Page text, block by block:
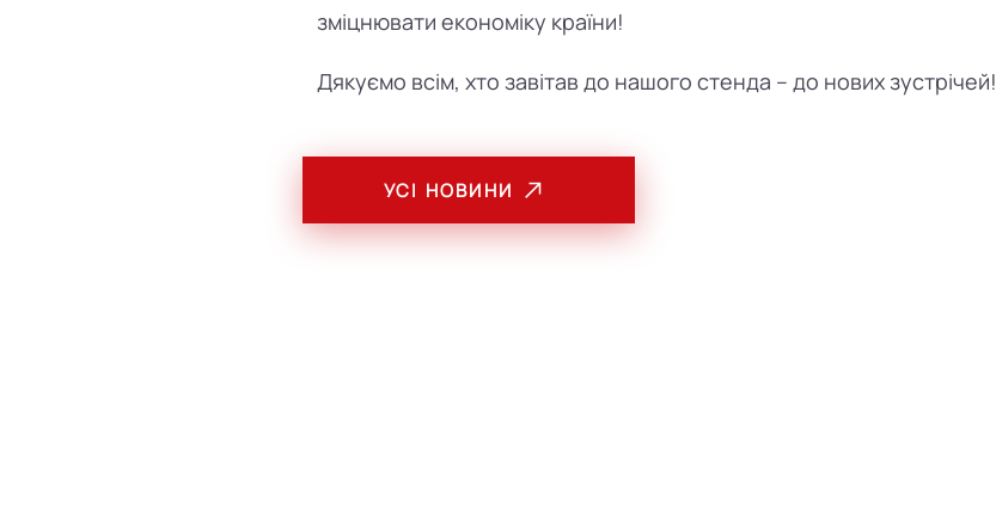
зміцнювати економіку країни!
Дякуємо всім, хто завітав до нашого стенда – до нових зустрічей!
УСІ НОВИНИ